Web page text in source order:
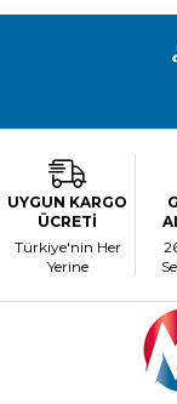
UYGUN KARGO
ÜCRETİ
Türkiye'nin Her
Yerine